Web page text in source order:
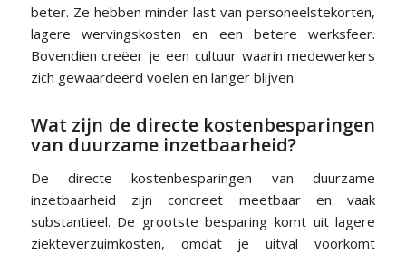
beter. Ze hebben minder last van personeelstekorten,
lagere wervingskosten en een betere werksfeer.
Bovendien creëer je een cultuur waarin medewerkers
zich gewaardeerd voelen en langer blijven.
Wat zijn de directe kostenbesparingen
van duurzame inzetbaarheid?
De directe kostenbesparingen van duurzame
inzetbaarheid zijn concreet meetbaar en vaak
substantieel. De grootste besparing komt uit lagere
ziekteverzuimkosten, omdat je uitval voorkomt